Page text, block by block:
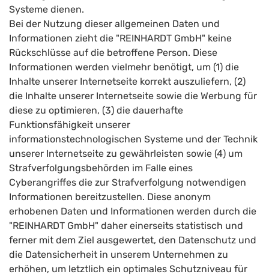
Systeme dienen.
Bei der Nutzung dieser allgemeinen Daten und
Informationen zieht die "REINHARDT GmbH" keine
Rückschlüsse auf die betroffene Person. Diese
Informationen werden vielmehr benötigt, um (1) die
Inhalte unserer Internetseite korrekt auszuliefern, (2)
die Inhalte unserer Internetseite sowie die Werbung für
diese zu optimieren, (3) die dauerhafte
Funktionsfähigkeit unserer
informationstechnologischen Systeme und der Technik
unserer Internetseite zu gewährleisten sowie (4) um
Strafverfolgungsbehörden im Falle eines
Cyberangriffes die zur Strafverfolgung notwendigen
Informationen bereitzustellen. Diese anonym
erhobenen Daten und Informationen werden durch die
"REINHARDT GmbH" daher einerseits statistisch und
ferner mit dem Ziel ausgewertet, den Datenschutz und
die Datensicherheit in unserem Unternehmen zu
erhöhen, um letztlich ein optimales Schutzniveau für